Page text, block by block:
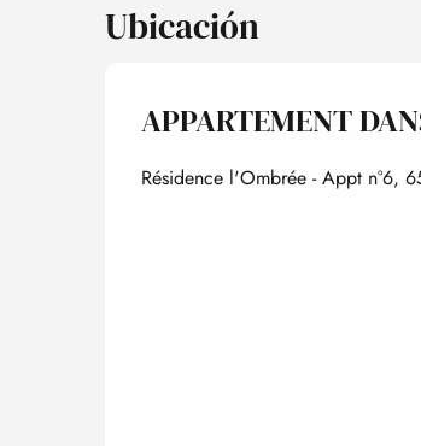
Ubicación
APPARTEMENT
Résidence l'Ombrée - Appt n°6,